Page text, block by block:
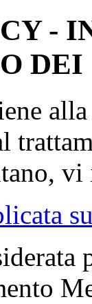
-
DEI